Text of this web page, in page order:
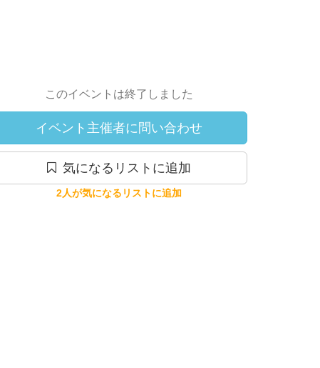
このイベントは終了しました
イベント主催者に問い合わせ
気になるリストに追加
2人が気になるリストに追加